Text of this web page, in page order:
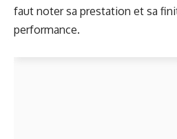
faut noter sa prestation et sa
performance.